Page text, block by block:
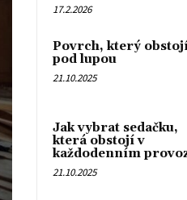
17.2.2026
Povrch, který
pod lupou
21.10.2025
Jak vybrat sedačku,
která obstojí v
každodenním
21.10.2025